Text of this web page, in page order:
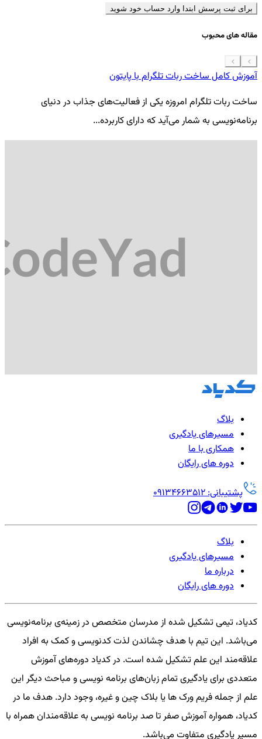
برای ثبت پرسش ابتدا وارد حساب خود شوید
مقاله های محبوب
آموزش کامل ساخت ربات تلگرام با پایتون
ساخت ربات تلگرام امروزه یکی از فعالیت‌های جذاب در دنیای
برنامه‌نویسی به شمار می‌آید که دارای کاربرده...
بلاگ
مسیرهای یادگیری
همکاری با ما
دوره های رایگان
پشتیبانی: 09134663512
بلاگ
مسیرهای یادگیری
درباره ما
دوره های رایگان
کدیاد، تیمی تشکیل شده از مدرسان متخصص در زمینه‌ی برنامه‌نویسی
می‌باشد. این تیم با هدف چشاندن لذت کدنویسی و کمک به افراد
علاقه‌مند این علم تشکیل شده است. در کدیاد دوره‌های آموزش
متعددی برای یادگیری تمام زبان‌های برنامه نویسی و مباحث دیگر این
علم از جمله فریم ورک ها یا بلاک چین و غیره، وجود دارد. هدف ما در
کدیاد، همواره آموزش صفر تا صد برنامه نویسی به علاقه‌مندان همراه با
مسیر یادگیری متفاوت می‌باشد.